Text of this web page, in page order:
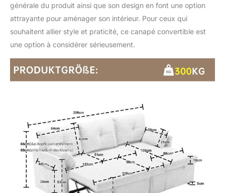
générale du produit ainsi que son design en font une option
attrayante pour aménager son intérieur. Pour ceux qui
souhaitent allier style et praticité, ce canapé convertible est
une option à considérer sérieusement.